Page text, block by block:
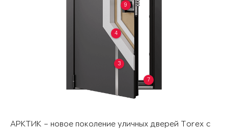
3
4
7
9
АРКТИК – новое поколение уличных дверей Torex с